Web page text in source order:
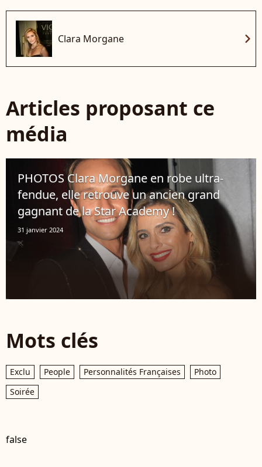
Clara Morgane chevron_right
Articles proposant ce
média
PHOTOS Clara Morgane en robe ultra-
fendue, elle retrouve un ancien grand
gagnant de la Star Academy !
31 janvier 2024
Mots clés
Exclu People Personnalités Françaises
Photo
Soirée
false